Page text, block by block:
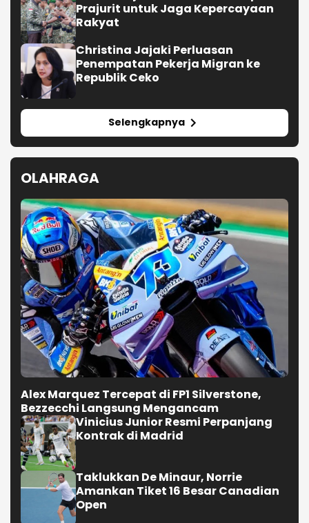
Prajurit untuk Jaga Kepercayaan
Rakyat
Christina Jajaki Perluasan
Penempatan Pekerja Migran ke
Republik Ceko
Selengkapnya
OLAHRAGA
Alex Marquez Tercepat di FP1 Silverstone,
Bezzecchi Langsung Mengancam
Vinicius Junior Resmi Perpanjang
Kontrak di Madrid
Taklukkan De Minaur, Norrie
Amankan Tiket 16 Besar Canadian
Open